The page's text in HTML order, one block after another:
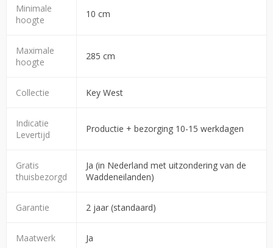
Minimale
hoogte
10 cm
Maximale
hoogte
285 cm
Collectie Key West
Indicatie
Levertijd
Productie + bezorging 10-15 werkdagen
Gratis
thuisbezorgd
Ja (in Nederland met uitzondering van de
Waddeneilanden)
Garantie 2 jaar (standaard)
Maatwerk Ja